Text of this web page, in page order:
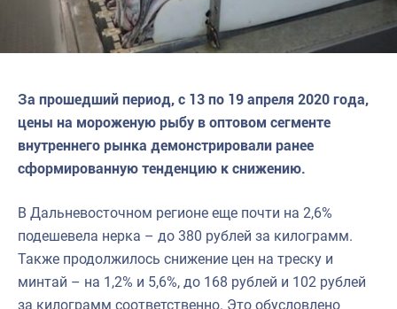
За прошедший период, с 13 по 19 апреля 2020 года,
цены на мороженую рыбу в оптовом сегменте
внутреннего рынка демонстрировали ранее
сформированную тенденцию к снижению.
В Дальневосточном регионе еще почти на 2,6%
подешевела нерка – до 380 рублей за килограмм.
Также продолжилось снижение цен на треску и
минтай – на 1,2% и 5,6%, до 168 рублей и 102 рублей
за килограмм соответственно. Это обусловлено